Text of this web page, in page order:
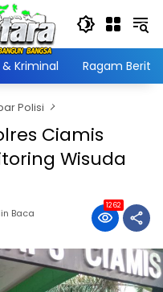
Kriminal Ragam Berita
Polisi
Ciamis
Wisuda
Baca
1262